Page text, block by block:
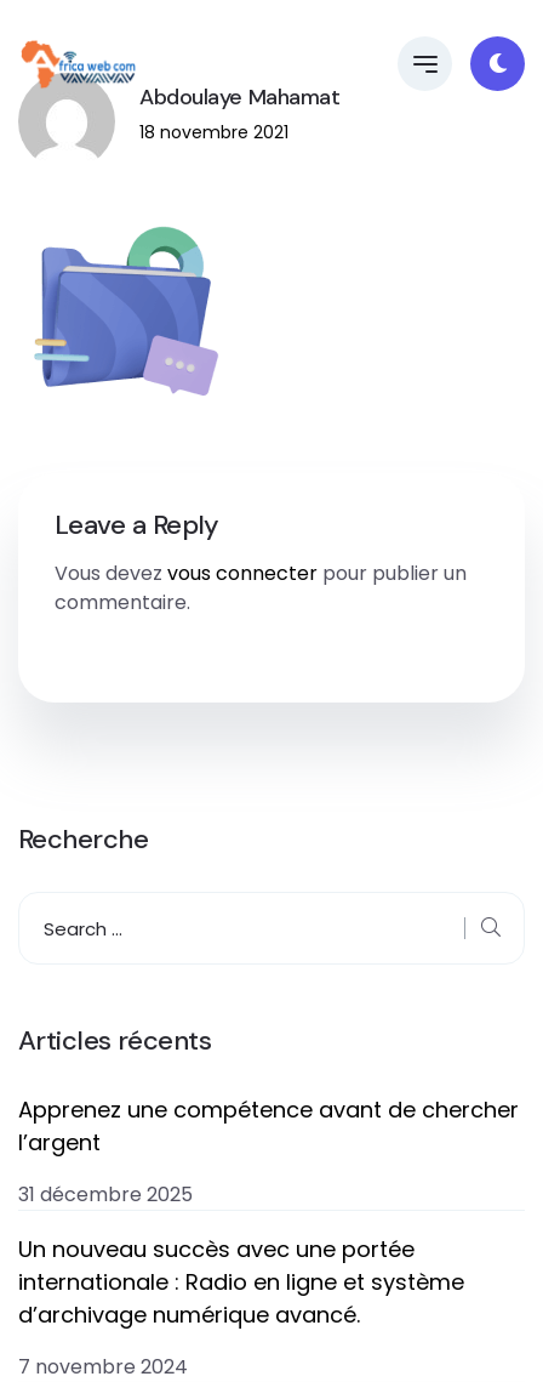
Abdoulaye Mahamat
18 novembre 2021
Leave a Reply
Vous devez vous connecter pour publier un
commentaire.
Recherche
Articles récents
Apprenez une compétence avant de chercher
l’argent
31 décembre 2025
Un nouveau succès avec une portée
internationale : Radio en ligne et système
d’archivage numérique avancé.
7 novembre 2024